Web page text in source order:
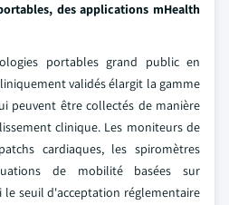
des applications mHealth
portables grand public en
validés élargit la gamme
peuvent être collectés de manière
clinique. Les moniteurs de
cardiaques, les spiromètres
de mobilité basées sur
seuil d'acceptation réglementaire